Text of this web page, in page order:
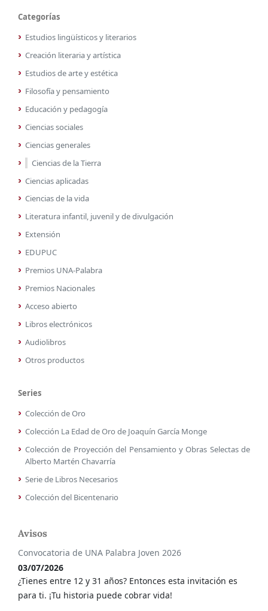
Categorías
Estudios lingüísticos y literarios
Creación literaria y artística
Estudios de arte y estética
Filosofía y pensamiento
Educación y pedagogía
Ciencias sociales
Ciencias generales
Ciencias de la Tierra
Ciencias aplicadas
Ciencias de la vida
Literatura infantil, juvenil y de divulgación
Extensión
EDUPUC
Premios UNA-Palabra
Premios Nacionales
Acceso abierto
Libros electrónicos
Audiolibros
Otros productos
Series
Colección de Oro
Colección La Edad de Oro de Joaquín García Monge
Colección de Proyección del Pensamiento y Obras Selectas de
Alberto Martén Chavarría
Serie de Libros Necesarios
Colección del Bicentenario
Avisos
Convocatoria de UNA Palabra Joven 2026
03/07/2026
¿Tienes entre 12 y 31 años? Entonces esta invitación es
para ti. ¡Tu historia puede cobrar vida!